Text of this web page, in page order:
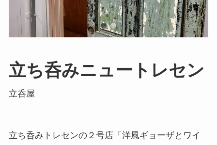
立ち呑みニュートレセン
立呑屋
立ち呑みトレセンの２号店「洋風ギョーザとワイ